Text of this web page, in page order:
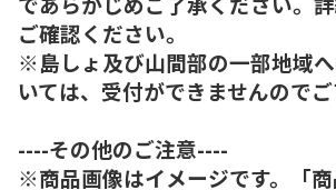
ご確認ください。
※島しょ及び山間部の一部地域
いては、受付ができませんのでご
----その他のご注意----
※商品画像はイメージです。「